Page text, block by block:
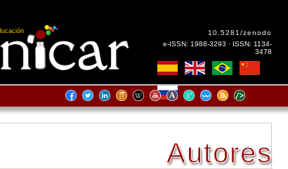
10.5281/zenodo
e-ISSN: 1988-3293 · ISSN: 1134-
3478
Autores